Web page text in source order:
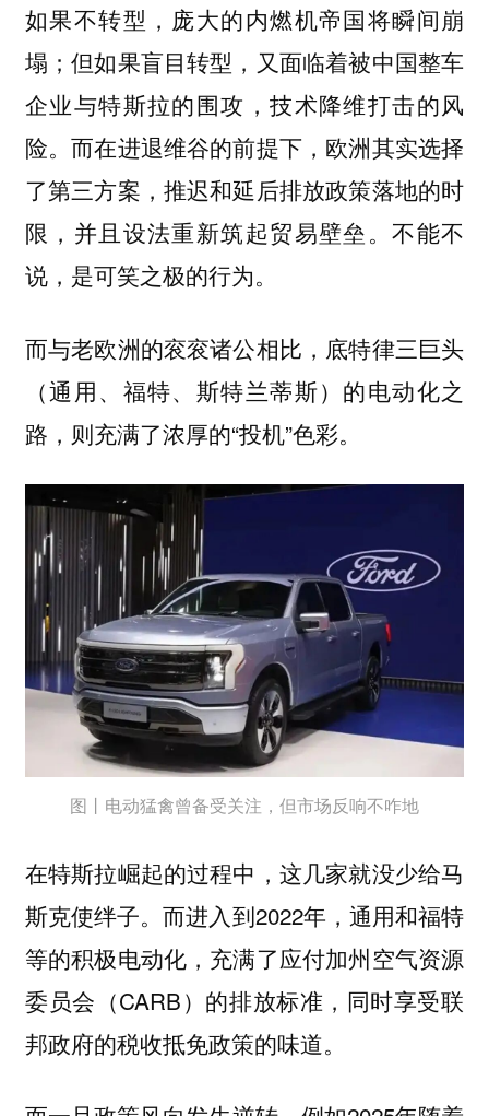
如果不转型，庞大的内燃机帝国将瞬间崩
塌；但如果盲目转型，又面临着被中国整车
企业与特斯拉的围攻，技术降维打击的风
险。而在进退维谷的前提下，欧洲其实选择
了第三方案，推迟和延后排放政策落地的时
限，并且设法重新筑起贸易壁垒。不能不
说，是可笑之极的行为。
而与老欧洲的衮衮诸公相比，底特律三巨头
（通用、福特、斯特兰蒂斯）的电动化之
路，则充满了浓厚的“投机”色彩。
图丨电动猛禽曾备受关注，但市场反响不咋地
在特斯拉崛起的过程中，这几家就没少给马
斯克使绊子。而进入到2022年，通用和福特
等的积极电动化，充满了应付加州空气资源
委员会（CARB）的排放标准，同时享受联
邦政府的税收抵免政策的味道。